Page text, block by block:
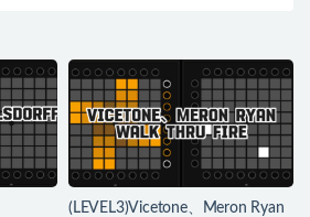
(LEVEL3)Vicetone、Meron Ryan